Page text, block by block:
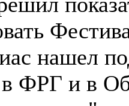
нашел
ФРГ и в